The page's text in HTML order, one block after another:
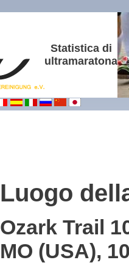
Statistica di
ultramaratona
Luogo
Ozark Trail
MO (USA),